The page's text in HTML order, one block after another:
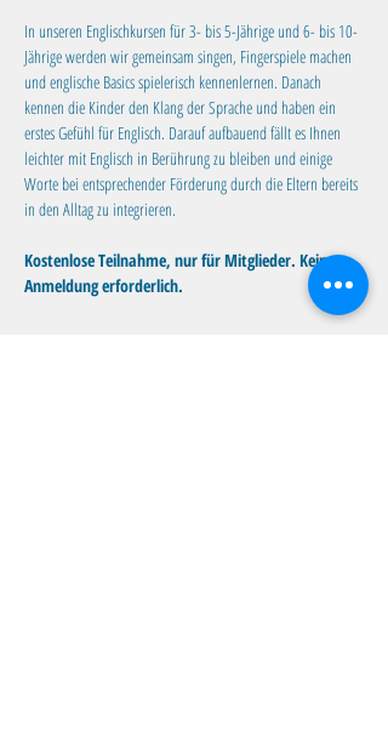
In unseren Englischkursen für 3- bis 5-Jährige und 6- bis 10-
Jährige werden wir gemeinsam singen, Fingerspiele machen
und englische Basics spielerisch kennenlernen. Danach
kennen die Kinder den Klang der Sprache und haben ein
erstes Gefühl für Englisch. Darauf aufbauend fällt es Ihnen
leichter mit Englisch in Berührung zu bleiben und einige
Worte bei entsprechender Förderung durch die Eltern bereits
in den Alltag zu integrieren.
Kostenlose Teilnahme, nur für Mitglieder. Keine
Anmeldung erforderlich.